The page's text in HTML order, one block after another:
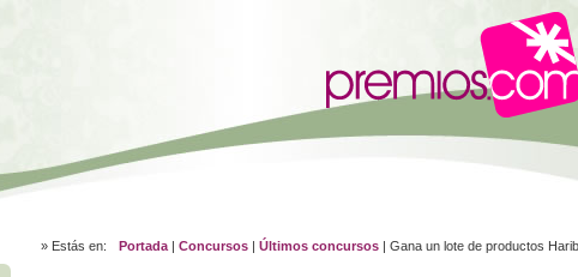
» Estás en: Portada |Concursos |Últimos concursos | Gana un lote de productos